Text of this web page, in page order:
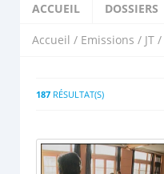
ACCUEIL DOSSIERS
Accueil / Emissions / JT /
187 RÉSULTAT(S)